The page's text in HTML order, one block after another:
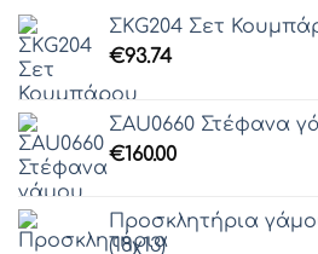
Γραμματοσειρά 45
Γραμματοσειρά 46
Γραμματοσειρά 47
ΣΚG204 Σετ
€93.74
ΣAU0660 Στέφανα
€160.00
Προσκλητήρια
(18χ13)